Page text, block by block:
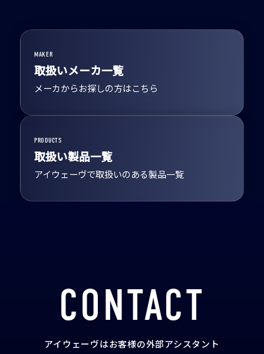
MAKER
取扱いメーカ一覧
メーカからお探しの方はこちら
PRODUCTS
取扱い製品一覧
アイウェーヴで取扱いのある製品一覧
CONTACT
アイウェーヴはお客様の外部アシスタント